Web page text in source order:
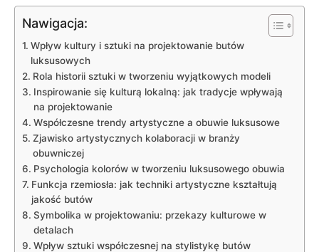
Nawigacja:
Wpływ kultury i sztuki na projektowanie butów
luksusowych
Rola historii sztuki w tworzeniu wyjątkowych modeli
Inspirowanie się kulturą lokalną: jak tradycje wpływają
na projektowanie
Współczesne trendy artystyczne a obuwie luksusowe
Zjawisko artystycznych kolaboracji w branży
obuwniczej
Psychologia kolorów w tworzeniu luksusowego obuwia
Funkcja rzemiosła: jak techniki artystyczne kształtują
jakość butów
Symbolika w projektowaniu: przekazy kulturowe w
detalach
Wpływ sztuki współczesnej na stylistykę butów